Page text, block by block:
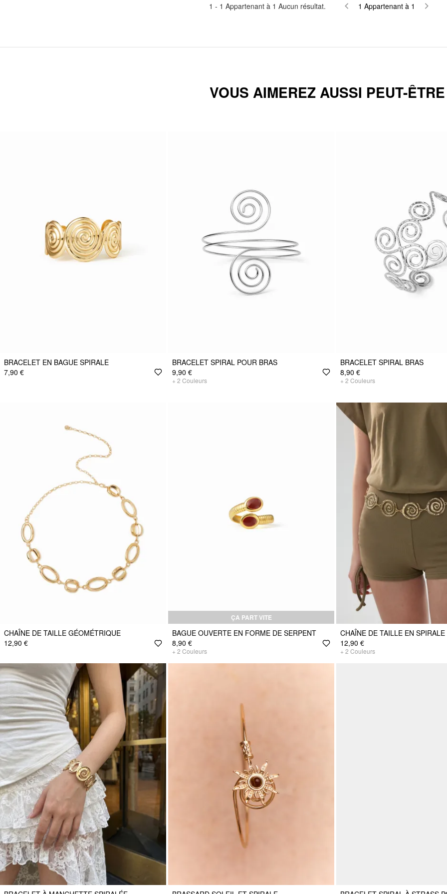
1 - 1 Appartenant à 1 Aucun résultat. 1 Appartenant à 1
VOUS AIMEREZ AUSSI PEUT-
BRACELET EN BAGUE SPIRALE
7,90 €
BRACELET SPIRAL POUR BRAS
9,90 €
+ 2 Couleurs
BRACELET SPIRAL BRAS
8,90 €
+ 2 Couleurs
CHAÎNE DE TAILLE GÉOMÉTRIQUE
12,90 €
ÇA PART VITE
BAGUE OUVERTE EN FORME DE SERPENT
8,90 €
+ 2 Couleurs
CHAÎNE DE TAILLE EN SPIRALE
12,90 €
+ 2 Couleurs